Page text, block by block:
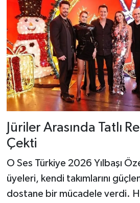
Jüriler Arasında Tatlı
Çekti
O Ses Türkiye 2026 Yılbaşı
üyeleri, kendi takımlarını
dostane bir mücadele verdi.